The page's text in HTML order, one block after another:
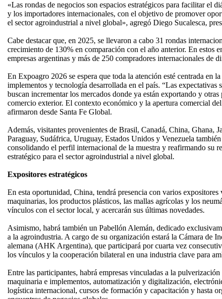
«Las rondas de negocios son espacios estratégicos para facilitar el
y los importadores internacionales, con el objetivo de promover
el sector agroindustrial a nivel global», agregó Diego Sucalesca,
Cabe destacar que, en 2025, se llevaron a cabo 31 rondas
crecimiento de 130% en comparación con el año anterior. En estos
empresas argentinas y más de 250 compradores internacionales de
En Expoagro 2026 se espera que toda la atención esté centrada en
implementos y tecnología desarrollada en el país. “Las expectativas
buscan incrementar los mercados donde ya están exportando y
comercio exterior. El contexto económico y la apertura comercial
afirmaron desde Santa Fe Global.
Además, visitantes provenientes de Brasil, Canadá, China, Ghana,
Paraguay, Sudáfrica, Uruguay, Estados Unidos y Venezuela
consolidando el perfil internacional de la muestra y reafirmando su
estratégico para el sector agroindustrial a nivel global.
Expositores estratégicos
En esta oportunidad, China, tendrá presencia con varios expositores
maquinarias, los productos plásticos, las mallas agrícolas y los
vínculos con el sector local, y acercarán sus últimas novedades.
Asimismo, habrá también un Pabellón Alemán, dedicado
a la agroindustria. A cargo de su organización estará la Cámara de
alemana (AHK Argentina), que participará por cuarta vez
los vínculos y la cooperación bilateral en una industria clave para
Entre las participantes, habrá empresas vinculadas a la
maquinaria e implementos, automatización y digitalización,
logística internacional, cursos de formación y capacitación y hasta